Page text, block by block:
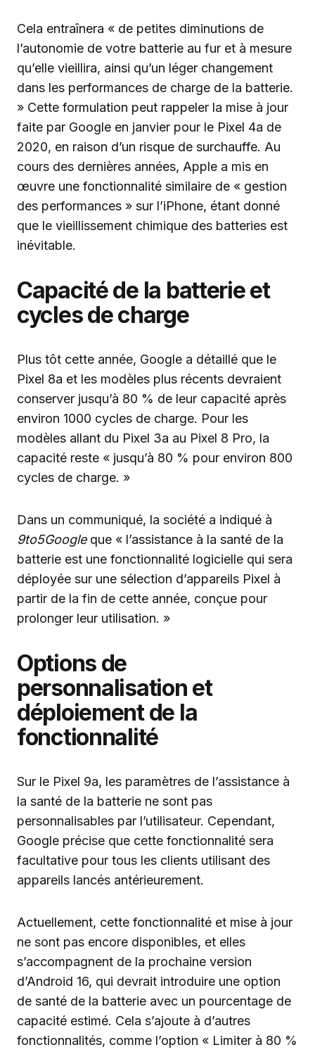
Cela entraînera « de petites diminutions de
l’autonomie de votre batterie au fur et à mesure
qu’elle vieillira, ainsi qu’un léger changement
dans les performances de charge de la batterie.
» Cette formulation peut rappeler la mise à jour
faite par Google en janvier pour le Pixel 4a de
2020, en raison d’un risque de surchauffe. Au
cours des dernières années, Apple a mis en
œuvre une fonctionnalité similaire de « gestion
des performances » sur l’iPhone, étant donné
que le vieillissement chimique des batteries est
inévitable.
Capacité de la batterie et
cycles de charge
Plus tôt cette année, Google a détaillé que le
Pixel 8a et les modèles plus récents devraient
conserver jusqu’à 80 % de leur capacité après
environ 1000 cycles de charge. Pour les
modèles allant du Pixel 3a au Pixel 8 Pro, la
capacité reste « jusqu’à 80 % pour environ 800
cycles de charge. »
Dans un communiqué, la société a indiqué à
9to5Googleque « l’assistance à la santé de la
batterie est une fonctionnalité logicielle qui sera
déployée sur une sélection d’appareils Pixel à
partir de la fin de cette année, conçue pour
prolonger leur utilisation. »
Options de
personnalisation et
déploiement de la
fonctionnalité
Sur le Pixel 9a, les paramètres de l’assistance à
la santé de la batterie ne sont pas
personnalisables par l’utilisateur. Cependant,
Google précise que cette fonctionnalité sera
facultative pour tous les clients utilisant des
appareils lancés antérieurement.
Actuellement, cette fonctionnalité et mise à jour
ne sont pas encore disponibles, et elles
s’accompagnent de la prochaine version
d’Android 16, qui devrait introduire une option
de santé de la batterie avec un pourcentage de
capacité estimé. Cela s’ajoute à d’autres
fonctionnalités, comme l’option « Limiter à 80 %